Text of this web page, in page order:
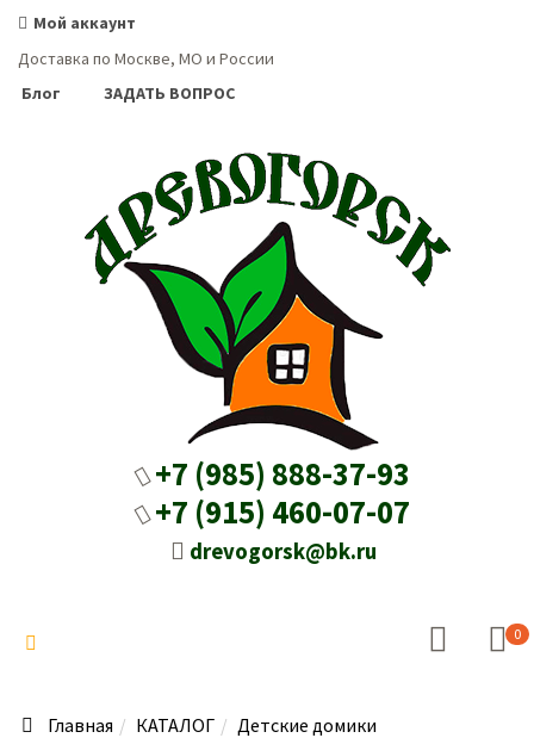
Мой аккаунт
Доставка по Москве, МО и России
Блог
ЗАДАТЬ ВОПРОС
+7 (985) 888-37-93
+7 (915) 460-07-07
drevogorsk@bk.ru
0
Главная КАТАЛОГ
Детские домики